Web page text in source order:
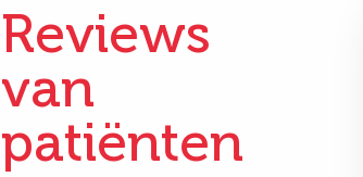
Reviews
van
patiënten